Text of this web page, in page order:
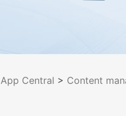
App Central > Content